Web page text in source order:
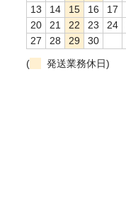
13
14 15 16 17
20
21 22 23 24
27
28 29
30
(
発送業務休日)